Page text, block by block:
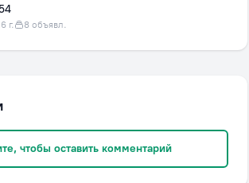
г. 8 объявл.
чтобы оставить комментарий